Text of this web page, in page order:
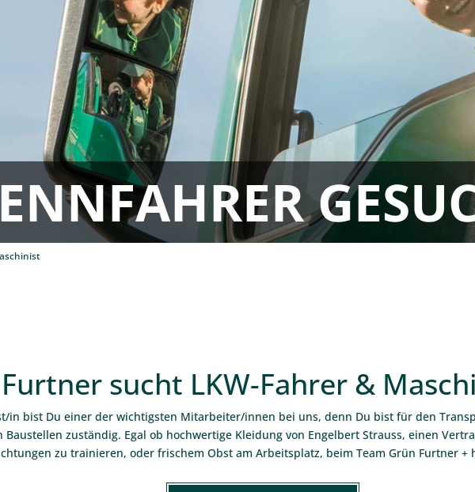
sucht LKW-Fahrer &
in bist Du einer der wichtigsten Mitarbeiter/innen bei uns, denn Du bist für den
Baustellen zuständig. Egal ob hochwertige Kleidung von Engelbert Strauss, einen
zu trainieren, oder frischem Obst am Arbeitsplatz, beim Team Grün Furtner +